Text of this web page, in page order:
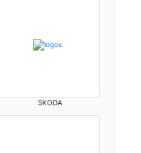
SKODA